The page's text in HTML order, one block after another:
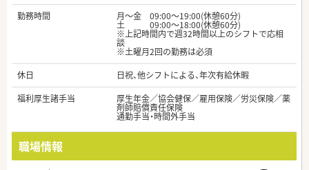
勤務時間
月～金 09:00～19:00(休憩60分)
土 09:00～18:00(休憩60分)
※上記時間内で週32時間以上のシフトで応相
談
※土曜月2回の勤務は必須
休日
日祝、他シフトによる、年次有給休暇
福利厚生諸手当
厚生年金／協会健保／雇用保険／労災保険／薬
剤師賠償責任保険
通勤手当・時間外手当
職場情報